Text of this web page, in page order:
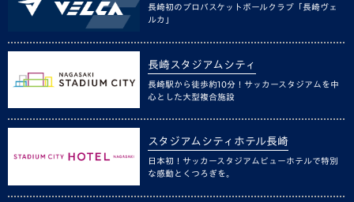
長崎初のプロバスケットボールクラブ「長崎ヴェ
ルカ」
長崎スタジアムシティ
長崎駅から徒歩約10分！サッカースタジアムを中
心とした大型複合施設
スタジアムシティホテル長崎
日本初！サッカースタジアムビューホテルで特別
な感動とくつろぎを。